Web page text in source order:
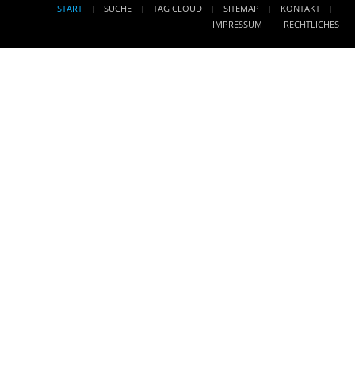
START SUCHE TAG CLOUD SITEMAP
KONTAKT
IMPRESSUM
RECHTLICHES